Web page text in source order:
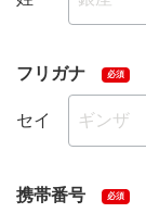
フリガナ
セイ
携帯番号